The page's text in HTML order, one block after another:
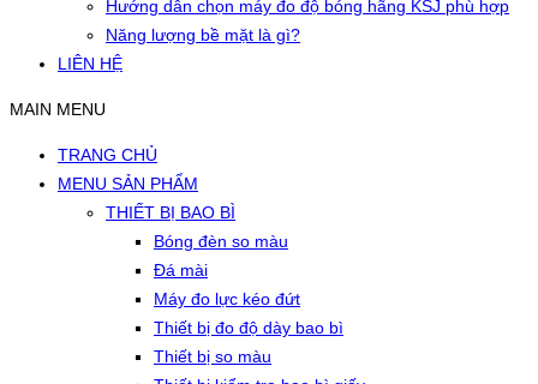
Hướng dẫn chọn máy đo độ bóng hãng KSJ phù hợp
Năng lượng bề mặt là gì?
LIÊN HỆ
MAIN MENU
TRANG CHỦ
MENU SẢN PHẨM
THIẾT BỊ BAO BÌ
Bóng đèn so màu
Đá mài
Máy đo lực kéo đứt
Thiết bị đo độ dày bao bì
Thiết bị so màu